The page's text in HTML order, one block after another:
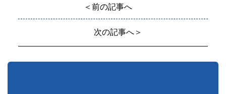
＜前の記事へ
次の記事へ＞